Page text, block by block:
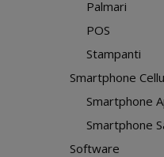
Palmari
POS
Stampanti
Smartphone
Smartphone
Smartphone
Software